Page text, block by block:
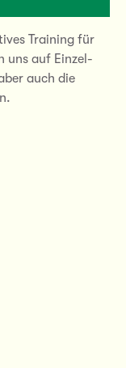
Training für
uns auf Einzel-
auch die